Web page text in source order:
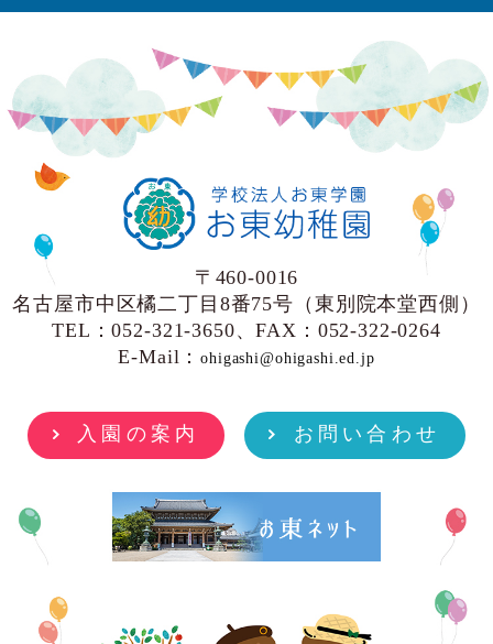
〒460-0016
名古屋市中区橘二丁目8番75号（東別院本堂西側）
TEL：052-321-3650、FAX：052-322-0264
E-Mail：ohigashi@ohigashi.ed.jp
入園の案内 お問い合わせ